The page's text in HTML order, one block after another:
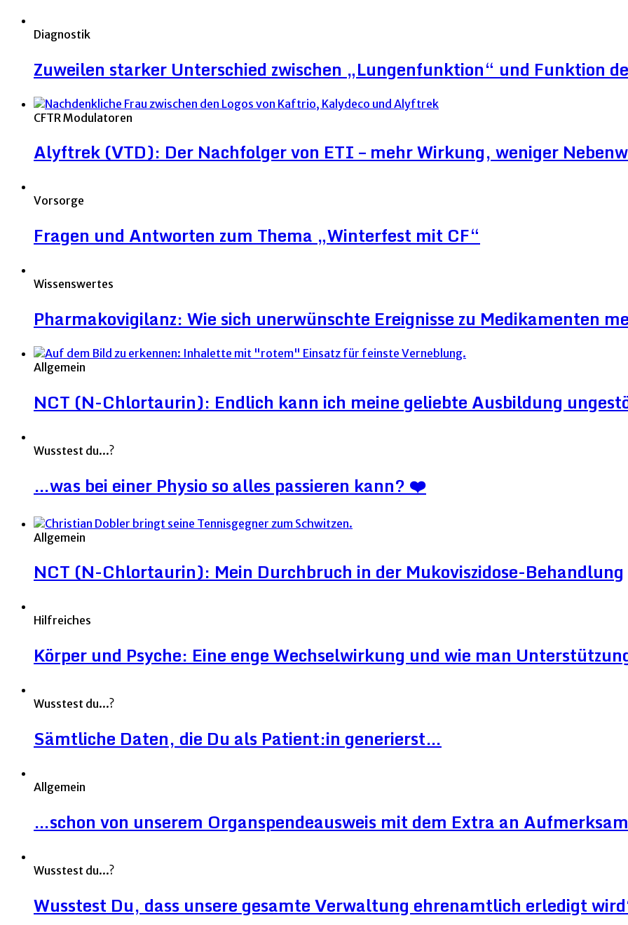
Diagnostik
Zuweilen starker Unterschied zwischen „Lungenfunktion“ und Funktion
CFTR Modulatoren
Alyftrek (VTD): Der Nachfolger von ETI – mehr Wirkung, weniger
Vorsorge
Fragen und Antworten zum Thema „Winterfest mit CF“
Wissenswertes
Pharmakovigilanz: Wie sich unerwünschte Ereignisse zu Medikamenten
Allgemein
NCT (N-Chlortaurin): Endlich kann ich meine geliebte Ausbildung
Wusstest du...?
…was bei einer Physio so alles passieren kann? ❤️
Allgemein
NCT (N-Chlortaurin): Mein Durchbruch in der Mukoviszidose-Behandlung
Hilfreiches
Körper und Psyche: Eine enge Wechselwirkung und wie man
Wusstest du...?
Sämtliche Daten, die Du als Patient:in generierst…
Allgemein
…schon von unserem Organspendeausweis mit dem Extra an
Wusstest du...?
Wusstest Du, dass unsere gesamte Verwaltung ehrenamtlich erledigt